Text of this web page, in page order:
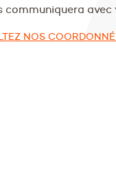
communiquera avec
NOS